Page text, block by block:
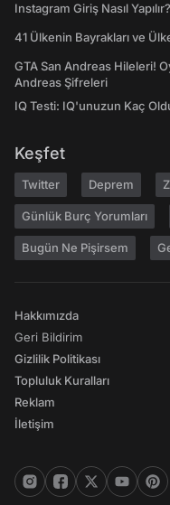
Instagram Giriş Nasıl
41 Ülkenin Bayrakları ve
GTA San Andreas Hileleri!
Andreas Şifreleri
IQ Testi: IQ'unuzun Kaç
Keşfet
Twitter Deprem
Günlük Burç Yorumları
Bugün Ne Pişirsem
Hakkımızda
Geri Bildirim
Gizlilik Politikası
Topluluk Kuralları
Reklam
İletişim